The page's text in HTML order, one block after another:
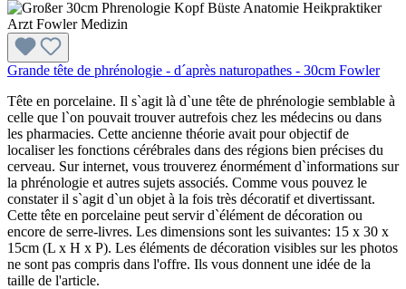
Grande tête de phrénologie - d´après naturopathes - 30cm Fowler
Tête en porcelaine. Il s`agit là d`une tête de phrénologie semblable à
celle que l`on pouvait trouver autrefois chez les médecins ou dans
les pharmacies. Cette ancienne théorie avait pour objectif de
localiser les fonctions cérébrales dans des régions bien précises du
cerveau. Sur internet, vous trouverez énormément d`informations sur
la phrénologie et autres sujets associés. Comme vous pouvez le
constater il s`agit d`un objet à la fois très décoratif et divertissant.
Cette tête en porcelaine peut servir d`élément de décoration ou
encore de serre-livres. Les dimensions sont les suivantes: 15 x 30 x
15cm (L x H x P). Les éléments de décoration visibles sur les photos
ne sont pas compris dans l'offre. Ils vous donnent une idée de la
taille de l'article.